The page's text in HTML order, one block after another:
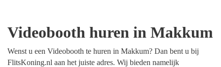
Videobooth huren in Makkum
Wenst u een Videobooth te huren in Makkum? Dan bent u bij
FlitsKoning.nl aan het juiste adres. Wij bieden namelijk